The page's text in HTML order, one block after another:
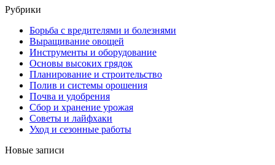
Рубрики
Борьба с вредителями и болезнями
Выращивание овощей
Инструменты и оборудование
Основы высоких грядок
Планирование и строительство
Полив и системы орошения
Почва и удобрения
Сбор и хранение урожая
Советы и лайфхаки
Уход и сезонные работы
Новые записи